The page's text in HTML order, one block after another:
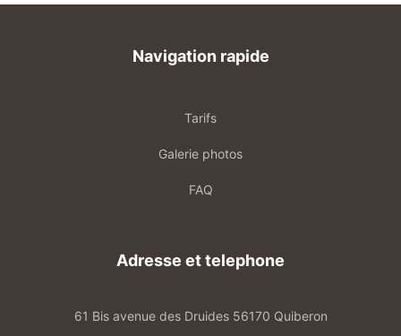
Navigation rapide
Tarifs
Galerie photos
FAQ
Adresse et telephone
61 Bis avenue des Druides 56170 Quiberon